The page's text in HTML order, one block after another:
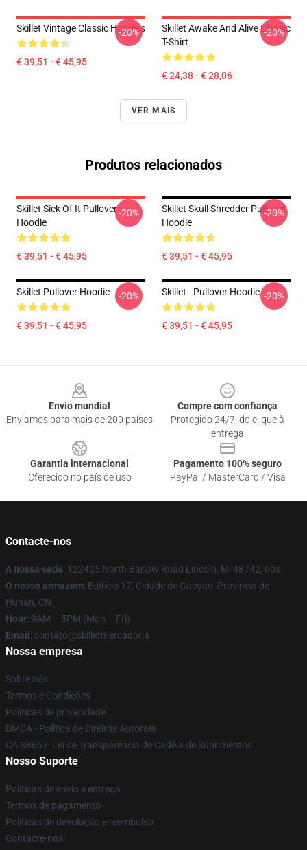
Skillet Vintage Classic Hoodies
€ 39,51 - € 45,95
-20%
Skillet Awake And Alive Classic
T-Shirt
€ 24,38 - € 28,06
-20%
VER MAIS
Produtos relacionados
Skillet Sick Of It Pullover
Hoodie
€ 39,51 - € 45,95
-20%
Skillet Skull Shredder Pullover
Hoodie
€ 39,51 - € 45,95
-20%
Skillet Pullover Hoodie
€ 39,51 - € 45,95
-20% Skillet - Pullover Hoodie
€ 39,51 - € 45,95
-20%
Envio mundial
Enviamos para mais de 200 países
Compre com confiança
Protegido 24/7, do clique à
entrega
Garantia internacional
Oferecido no país de uso
Pagamento 100% seguro
PayPal / MasterCard / Visa
Contacte-nos
A nossa sede: 122425 North Barlow Road Lincoln, Mi 48742, nós
O nosso armazém: Edifício 17, Cidade de Gaoyao, Província de
Hunan, CN
Hour: 9AM – 5PM (Mon – Fri)
Email : contato@skilletmercadoria.
Nossa empresa
Sobre nós
Termos e Condições
Políticas de privacidade
DMCA - Política de Direitos Autorais
CA SB657: Lei de Transparência de Cadeia de Suprimentos
Nosso Suporte
Políticas de envio e entrega
Termos de pagamento
Políticas de devolução e reembolso
Contacte-nos